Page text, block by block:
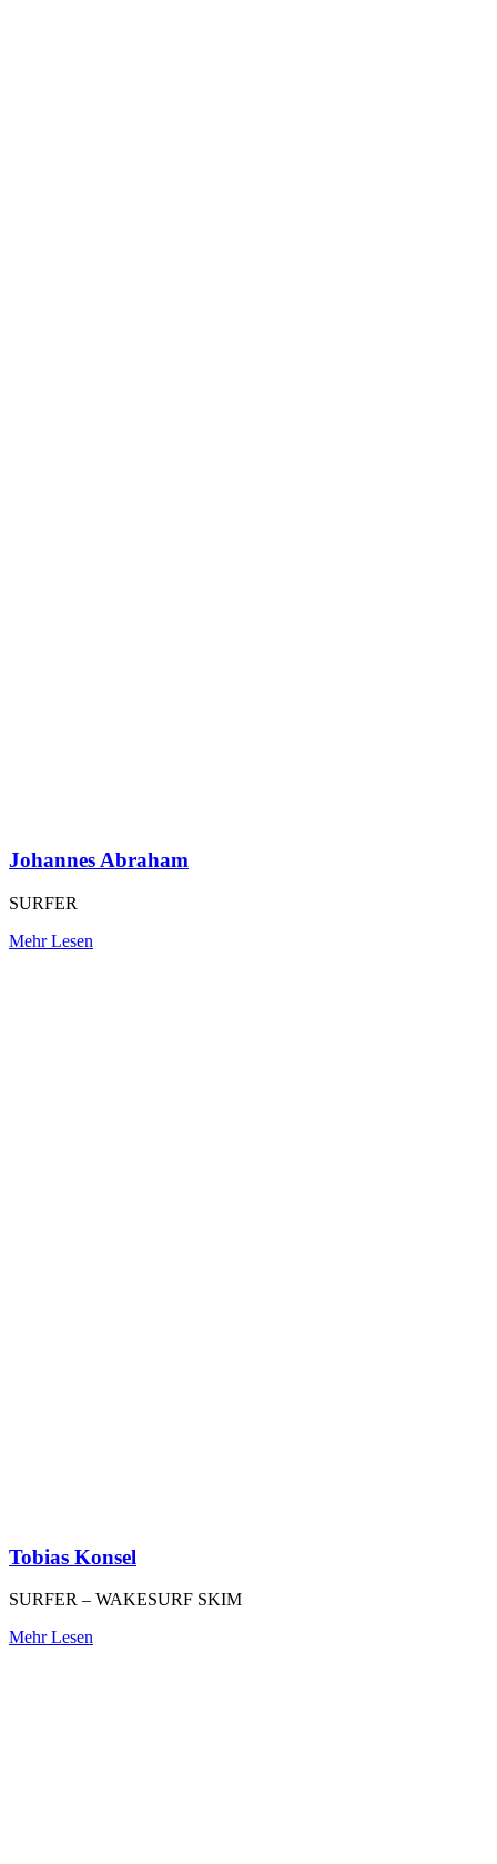
Johannes Abraham
SURFER
Mehr Lesen
Tobias Konsel
SURFER – WAKESURF SKIM
Mehr Lesen